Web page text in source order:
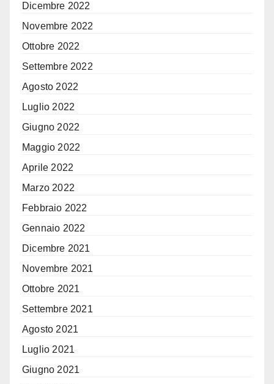
Dicembre 2022
Novembre 2022
Ottobre 2022
Settembre 2022
Agosto 2022
Luglio 2022
Giugno 2022
Maggio 2022
Aprile 2022
Marzo 2022
Febbraio 2022
Gennaio 2022
Dicembre 2021
Novembre 2021
Ottobre 2021
Settembre 2021
Agosto 2021
Luglio 2021
Giugno 2021